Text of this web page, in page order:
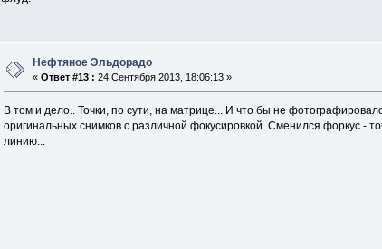
Нефтяное Эльдорадо
«Ответ #13 : 24 Сентября 2013, 18:06:13 »
В том и дело.. Точки, по сути, на матрице... И что бы не
оригинальных снимков с различной фокусировкой. Сменился форкус -
линию...